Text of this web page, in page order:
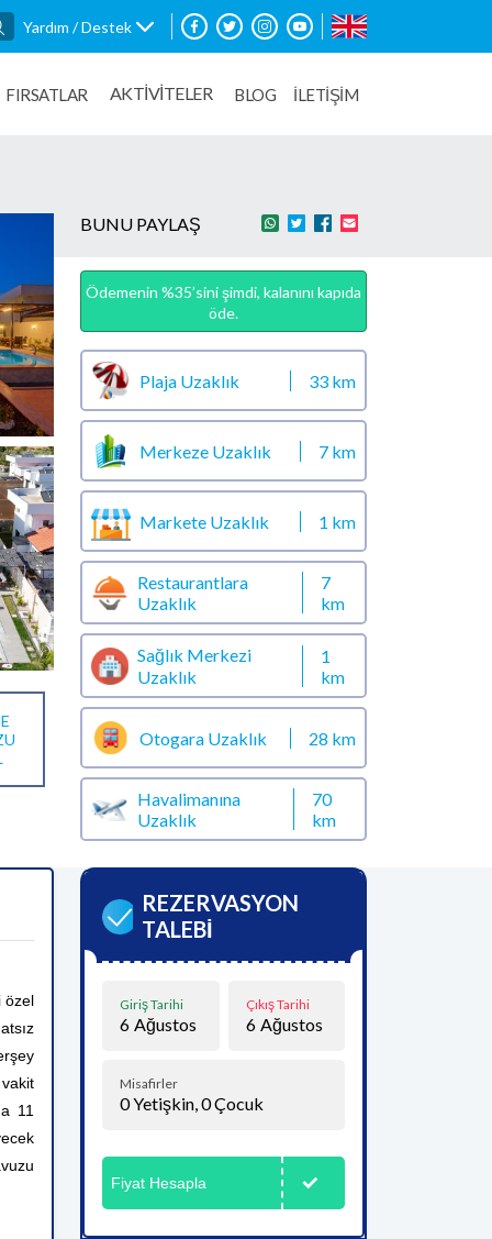
Yardım / Destek
FIRSATLAR AKTİVİTELER BLOG İLETİŞİM
BUNU PAYLAŞ
Ödemenin %35’sini şimdi, kalanını kapıda
öde.
Plaja Uzaklık 33 km
Merkeze Uzaklık 7 km
Markete Uzaklık 1 km
Restaurantlara
Uzaklık
7
km
Sağlık Merkezi
Uzaklık
1
km
Otogara Uzaklık 28 km
Havalimanına
Uzaklık
70
km
özel
11
REZERVASYON
TALEBİ
Giriş Tarihi
6 Ağustos
Çıkış Tarihi
6 Ağustos
Misafirler
0Yetişkin,0Çocuk
Fiyat Hesapla